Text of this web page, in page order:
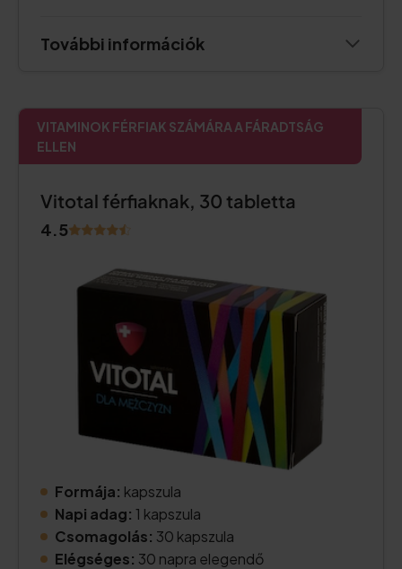
További információk
VITAMINOK FÉRFIAK SZÁMÁRA A FÁRADTSÁG
ELLEN
Vitotal férfiaknak, 30 tabletta
4.5
Formája: kapszula
Napi adag: 1 kapszula
Csomagolás: 30 kapszula
Elégséges: 30 napra elegendő